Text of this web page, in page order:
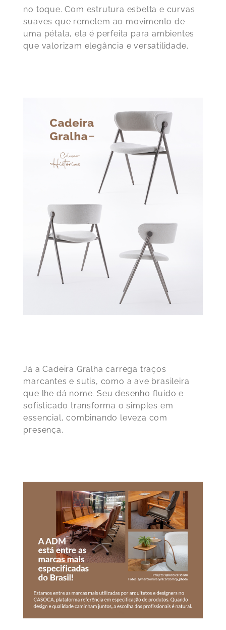
no toque. Com estrutura esbelta e curvas
suaves que remetem ao movimento de
uma pétala, ela é perfeita para ambientes
que valorizam elegância e versatilidade.
Já a Cadeira Gralha carrega traços
marcantes e sutis, como a ave brasileira
que lhe dá nome. Seu desenho fluido e
sofisticado transforma o simples em
essencial, combinando leveza com
presença.